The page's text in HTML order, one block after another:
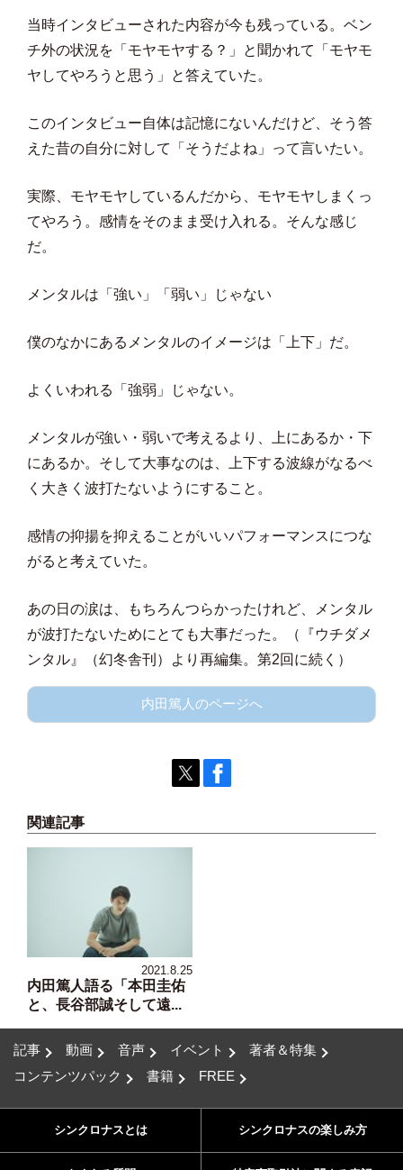
当時インタビューされた内容が今も残っている。ベン
チ外の状況を「モヤモヤする？」と聞かれて「モヤモ
ヤしてやろうと思う」と答えていた。
このインタビュー自体は記憶にないんだけど、そう答
えた昔の自分に対して「そうだよね」って言いたい。
実際、モヤモヤしているんだから、モヤモヤしまくっ
てやろう。感情をそのまま受け入れる。そんな感じ
だ。
メンタルは「強い」「弱い」じゃない
僕のなかにあるメンタルのイメージは「上下」だ。
よくいわれる「強弱」じゃない。
メンタルが強い・弱いで考えるより、上にあるか・下
にあるか。そして大事なのは、上下する波線がなるべ
く大きく波打たないようにすること。
感情の抑揚を抑えることがいいパフォーマンスにつな
がると考えていた。
あの日の涙は、もちろんつらかったけれど、メンタル
が波打たないためにとても大事だった。（『ウチダメ
ンタル』（幻冬舎刊）より再編集。第2回に続く）
内田篤人のページへ
関連記事
2021.8.25
内田篤人語る「本田圭佑
と、長谷部誠そして遠...
記事 動画 音声 イベント
著者＆特集
コンテンツパック
書籍 FREE
シンクロナスとは シンクロナスの楽しみ方